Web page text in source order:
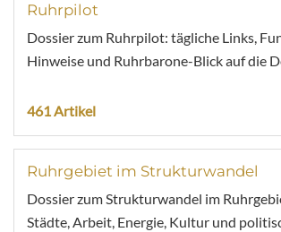
Ruhrpilot
Dossier zum Ruhrpilot: tägliche Links,
Hinweise und Ruhrbarone-Blick auf die
461 Artikel
Ruhrgebiet im Strukturwandel
Dossier zum Strukturwandel im
Städte, Arbeit, Energie, Kultur und